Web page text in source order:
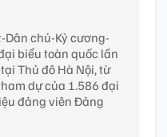
chủ-Kỷ cương-
biểu toàn quốc lần
Thủ đô Hà Nội, từ
dự của 1.586 đại
đảng viên Đảng